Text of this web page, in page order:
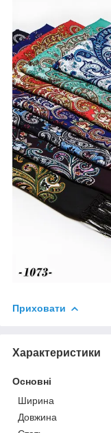
Приховати
Характеристики
Основні
Ширина
Довжина